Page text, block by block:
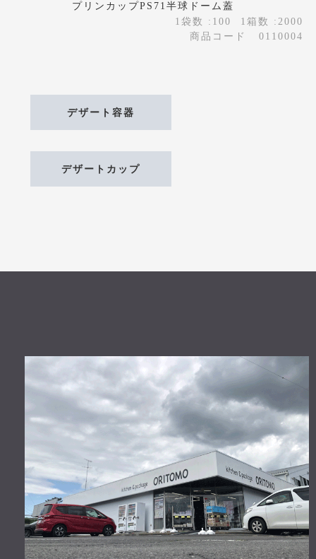
プリンカップPS71半球ドーム蓋
1袋数 :100
1箱数 :2000
商品コード
0110004
デザート容器
デザートカップ